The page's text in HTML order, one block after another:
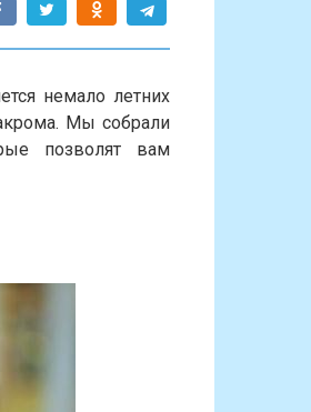
немало летних
Мы собрали
позволят вам